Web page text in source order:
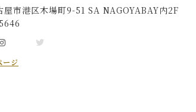
屋市港区木場町9-51 SA NAGOYABAY内2F
ジ